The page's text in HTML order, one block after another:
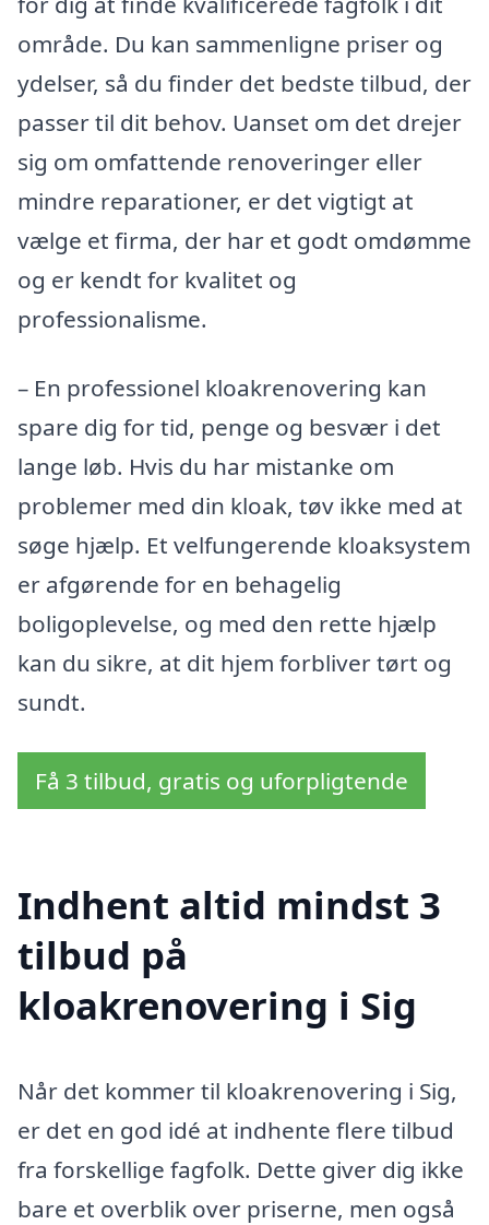
område. Du kan sammenligne priser og
ydelser, så du finder det bedste tilbud, der
passer til dit behov. Uanset om det drejer
sig om omfattende renoveringer eller
mindre reparationer, er det vigtigt at
vælge et firma, der har et godt omdømme
og er kendt for kvalitet og
professionalisme.
– En professionel kloakrenovering kan
spare dig for tid, penge og besvær i det
lange løb. Hvis du har mistanke om
problemer med din kloak, tøv ikke med at
søge hjælp. Et velfungerende kloaksystem
er afgørende for en behagelig
boligoplevelse, og med den rette hjælp
kan du sikre, at dit hjem forbliver tørt og
sundt.
Få 3 tilbud, gratis og uforpligtende
Indhent altid mindst 3
tilbud på
kloakrenovering i Sig
Når det kommer til kloakrenovering i Sig,
er det en god idé at indhente flere tilbud
fra forskellige fagfolk. Dette giver dig ikke
bare et overblik over priserne, men også